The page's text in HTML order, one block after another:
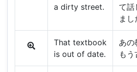
a dirty street.
て話
まし
That textbook
is out of date.
あの
もう